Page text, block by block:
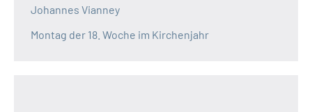
Johannes Vianney
Montag der 18. Woche im Kirchenjahr